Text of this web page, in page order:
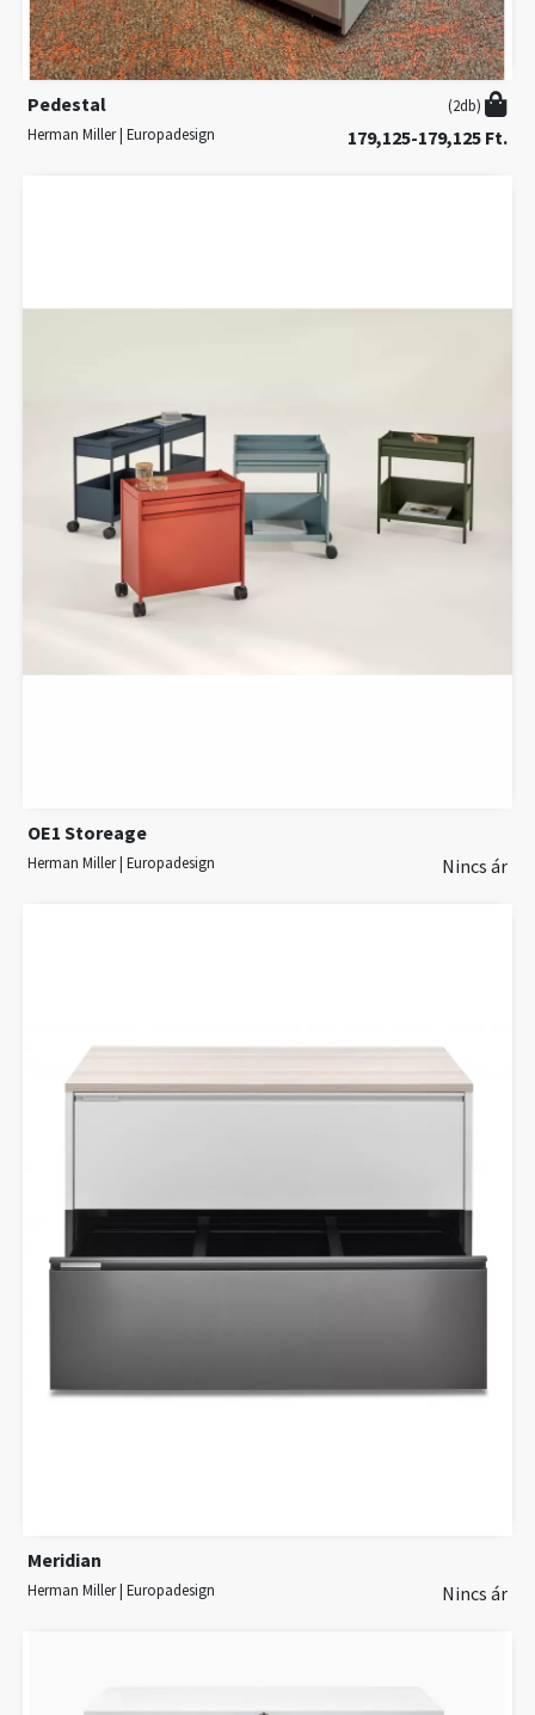
Pedestal
(2db)
Herman Miller | Europadesign
179,125-179,125 Ft.
OE1 Storeage
Herman Miller | Europadesign Nincs ár
Meridian
Herman Miller | Europadesign Nincs ár